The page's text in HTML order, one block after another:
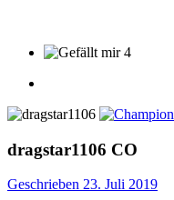
4
dragstar1106 CO
Geschrieben 23. Juli 2019